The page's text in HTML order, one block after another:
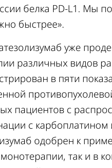
белка PD-L1. Мы
быстрее».
уже
различных видов
в пяти
пациентов с
с карбоплатином
одобрен к
так и в